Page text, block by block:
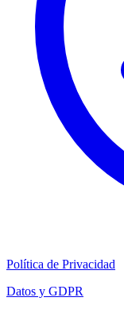
Política de Privacidad
Datos y GDPR